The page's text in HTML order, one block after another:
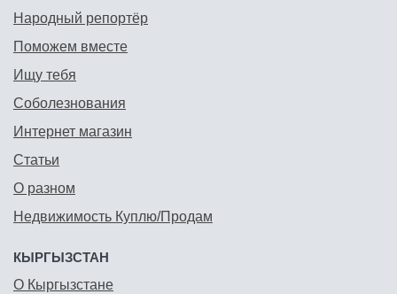
Народный репортёр
Поможем вместе
Ищу тебя
Соболезнования
Интернет магазин
Статьи
О разном
Недвижимость Куплю/Продам
КЫРГЫЗСТАН
О Кыргызстане